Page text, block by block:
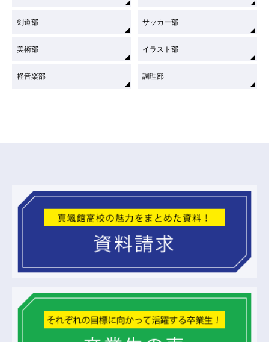
剣道部 サッカー部
美術部 イラスト部
軽音楽部 調理部